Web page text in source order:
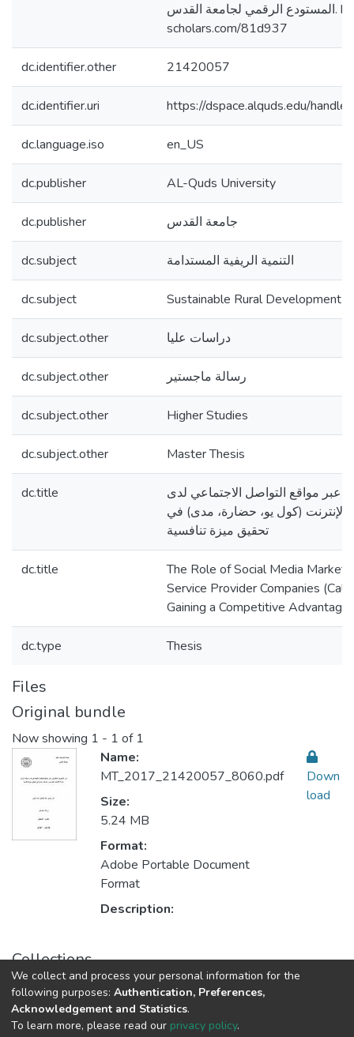
المستودع الرقمي لجامعة القدس. https://arab-
scholars.com/81d937
dc.identifier.other 21420057
dc.identifier.uri https://dspace.alquds.edu/
dc.language.iso en_US
dc.publisher AL-Quds University
dc.publisher جامعة القدس
dc.subject التنمية الريفية المستدامة
dc.subject Sustainable Rural Development
dc.subject.other دراسات عليا
dc.subject.other رسالة ماجستير
dc.subject.other Higher Studies
dc.subject.other Master Thesis
dc.title
عبر مواقع التواصل الاجتماعي لدى
(كول يو، حضارة، مدى) في
تحقيق ميزة تنافسية
dc.title
The Role of Social Media
Service Provider Companies
Gaining a Competitive Advantage.
dc.type Thesis
Files
Original bundle
Now showing 1 - 1 of 1
Name:
MT_2017_21420057_8060.pdf
Size:
5.24 MB
Format:
Adobe Portable Document
Format
Description:
Down
load
Collections
Sustainable Rural Development التنمية الريفية المستدامة
We collect and process your personal information for the
following purposes: Authentication, Preferences,
Acknowledgement and Statistics.
To learn more, please read our privacy policy.